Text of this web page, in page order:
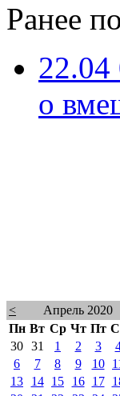
Ранее
22.04
о
<
Апрель 2020
Пн Вт Ср Чт Пт
30 31 1 2 3
6
7 8 9 10
13
14 15 16 17